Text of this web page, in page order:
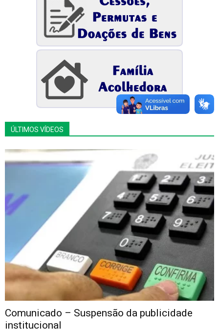
ÚLTIMOS VÍDEOS
Comunicado – Suspensão da publicidade
institucional